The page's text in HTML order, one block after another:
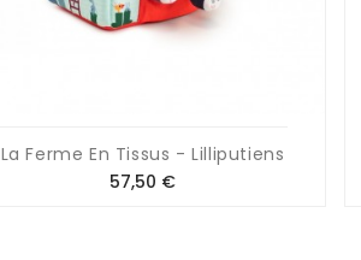
La Ferme En Tissus - Lilliputiens
57,50 €Prix